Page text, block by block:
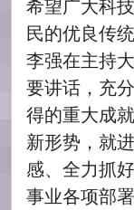
希望广大科
民的优良传
李强在主持
要讲话，充
得的重大成
新形势，就
感、全力抓
事业各项部